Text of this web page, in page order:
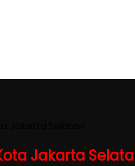
Jakarta